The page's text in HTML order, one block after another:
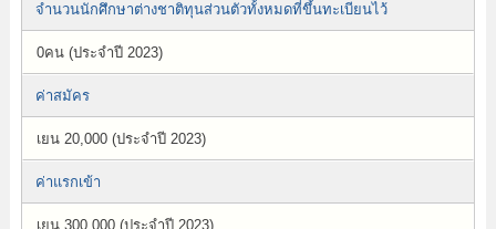
จำนวนนักศึกษาต่างชาติทุนส่วนตัวทั้งหมดที่ขึ้นทะเบียนไว้
0คน (ประจำปี 2023)
ค่าสมัคร
เยน 20,000 (ประจำปี 2023)
ค่าแรกเข้า
เยน 300,000 (ประจำปี 2023)